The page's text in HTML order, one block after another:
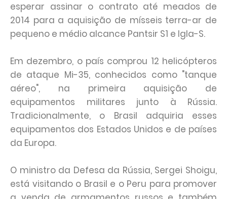
esperar assinar o contrato até meados de
2014 para a aquisição de mísseis terra-ar de
pequeno e médio alcance Pantsir S1 e Igla-S.
Em dezembro, o país comprou 12 helicópteros
de ataque Mi-35, conhecidos como "tanque
aéreo", na primeira aquisição de
equipamentos militares junto à Rússia.
Tradicionalmente, o Brasil adquiria esses
equipamentos dos Estados Unidos e de países
da Europa.
O ministro da Defesa da Rússia, Sergei Shoigu,
está visitando o Brasil e o Peru para promover